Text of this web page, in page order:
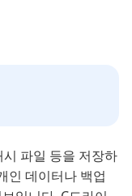
파일 등을 저장하
인 데이터나 백업